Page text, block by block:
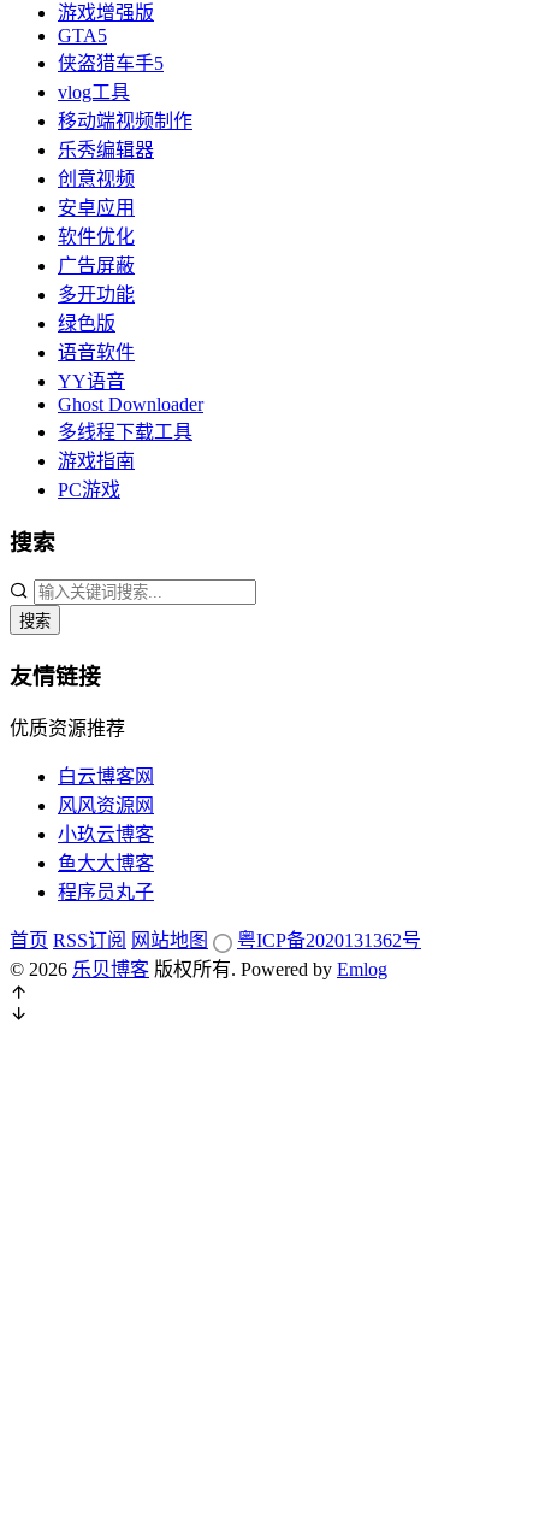
游戏增强版
GTA5
侠盗猎车手5
vlog工具
移动端视频制作
乐秀编辑器
创意视频
安卓应用
软件优化
广告屏蔽
多开功能
绿色版
语音软件
YY语音
Ghost Downloader
多线程下载工具
游戏指南
PC游戏
搜索
搜索
友情链接
优质资源推荐
白云博客网
风风资源网
小玖云博客
鱼大大博客
程序员丸子
首页 RSS订阅 网站地图
粤ICP备2020131362号
© 2026 乐贝博客 版权所有. Powered by Emlog